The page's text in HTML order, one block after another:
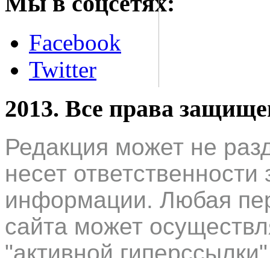
Facebook
Twitter
2013. Все права
Редакция может не
несет
информации. Любая
сайта может
"активной